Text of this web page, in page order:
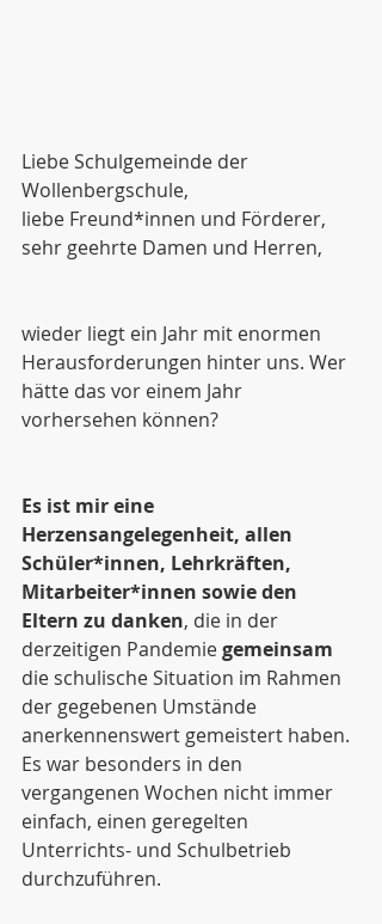
Liebe Schulgemeinde der
Wollenbergschule,
liebe Freund*innen und Förderer,
sehr geehrte Damen und Herren,
wieder liegt ein Jahr mit enormen
Herausforderungen hinter uns. Wer
hätte das vor einem Jahr
vorhersehen können?
Es ist mir eine
Herzensangelegenheit, allen
Schüler*innen, Lehrkräften,
Mitarbeiter*innen sowie den
Eltern zu danken, die in der
derzeitigen Pandemie gemeinsam
die schulische Situation im Rahmen
der gegebenen Umstände
anerkennenswert gemeistert haben.
Es war besonders in den
vergangenen Wochen nicht immer
einfach, einen geregelten
Unterrichts- und Schulbetrieb
durchzuführen.